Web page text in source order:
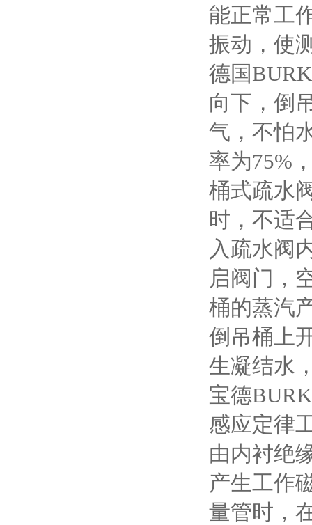
能正常工
振动，使
德国
向下，倒
气，不怕
率为75%
桶式疏水
时，不适
入疏水阀
启阀门，
桶的蒸汽
倒吊桶上
生凝结水
宝德
感应定律
由内衬绝
产生工作
量管时，